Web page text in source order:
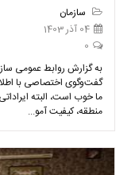
سازمان
04 آذر 1403
0
به گزارش روابط عمومی
گفت‌وگوی اختصاصی با
ما خوب است، البته
منطقه، کیفیت آمو...